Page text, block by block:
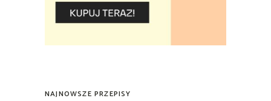
NAJNOWSZE PRZEPISY